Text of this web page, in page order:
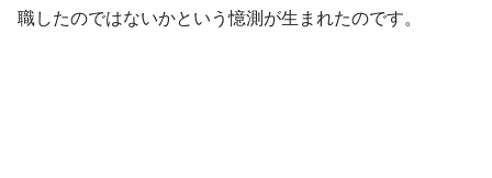
職したのではないかという憶測が生まれたのです。